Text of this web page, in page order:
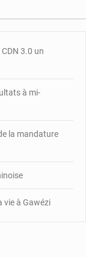
3.0 un
à mi-
la mandature
vie à Gawézi